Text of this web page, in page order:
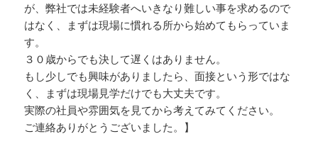
が、弊社では未経験者へいきなり難しい事を求めるので
はなく、まずは現場に慣れる所から始めてもらっていま
す。
３０歳からでも決して遅くはありません。
もし少しでも興味がありましたら、面接という形ではな
く、まずは現場見学だけでも大丈夫です。
実際の社員や雰囲気を見てから考えてみてください。
ご連絡ありがとうございました。】